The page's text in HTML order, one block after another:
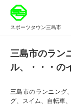
スポーツタウン三島市
三島市のラン
ル、・・・の
三島市のランニング
グ、スイム、自転車